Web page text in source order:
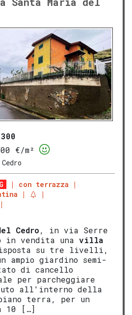
€/m²
G
con terrazza
Cedro, in via Serre
in vendita una villa
su tre livelli,
ampio giardino semi-
di cancello
per parcheggiare
all'interno della
terra, per un
10 […]